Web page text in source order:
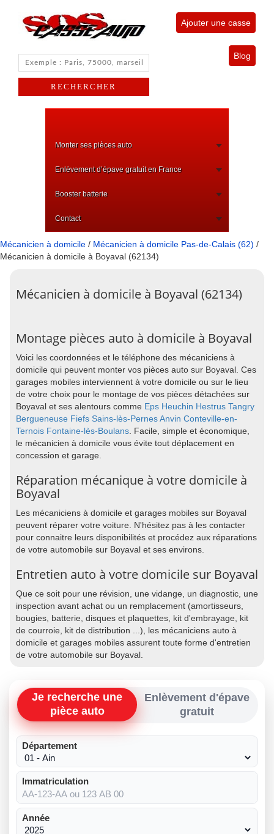
Ajouter une casse
Blog
Monter ses pièces auto
Enlèvement d’épave gratuit en France
Booster batterie
Contact
Mécanicien à domicile / Mécanicien à domicile Pas-de-Calais (62) /
Mécanicien à domicile à Boyaval (62134)
Mécanicien à domicile à Boyaval (62134)
Montage pièces auto à domicile à Boyaval
Voici les coordonnées et le téléphone des mécaniciens à
domicile qui peuvent monter vos pièces auto sur Boyaval. Ces
garages mobiles interviennent à votre domicile ou sur le lieu
de votre choix pour le montage de vos pièces détachées sur
Boyaval et ses alentours comme Eps Heuchin Hestrus Tangry
Bergueneuse Fiefs Sains-lès-PernesAnvin Conteville-en-
Ternois Fontaine-lès-Boulans. Facile, simple et économique,
le mécanicien à domicile vous évite tout déplacement en
concession et garage.
Réparation mécanique à votre domicile à
Boyaval
Les mécaniciens à domicile et garages mobiles sur Boyaval
peuvent réparer votre voiture. N'hésitez pas à les contacter
pour connaitre leurs disponibilités et procédez aux réparations
de votre automobile sur Boyaval et ses environs.
Entretien auto à votre domicile sur Boyaval
Que ce soit pour une révision, une vidange, un diagnostic, une
inspection avant achat ou un remplacement (amortisseurs,
bougies, batterie, disques et plaquettes, kit d'embrayage, kit
de courroie, kit de distribution ...), les mécaniciens auto à
domicile et garages mobiles assurent toute forme d'entretien
de votre automobile sur Boyaval.
Je recherche une
pièce auto
Enlèvement d'épave
gratuit
Département
Immatriculation
Année